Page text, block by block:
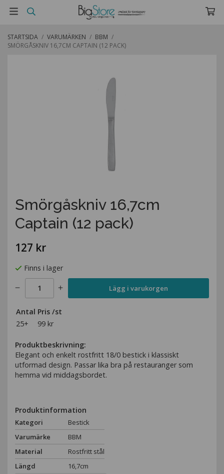
STARTSIDA / VARUMÄRKEN / BBM /
SMÖRGÅSKNIV 16,7CM CAPTAIN (12 PACK)
Smörgåskniv 16,7cm
Captain (12 pack)
127 kr
Finns i lager
Lägg i varukorgen
Antal Pris /st
25+
99 kr
Produktbeskrivning:
Elegant och enkelt rostfritt 18/0 bestick i klassiskt
utformad design. Passar lika bra på restauranger som
hemma vid middagsbordet.
Produktinformation
Kategori
Bestick
Varumärke
BBM
Material
Rostfritt stål
Längd
16,7cm